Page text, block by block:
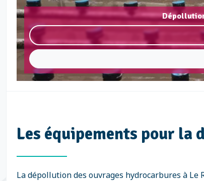
Les équipements pour la
La dépollution des ouvrages hydrocarbures à